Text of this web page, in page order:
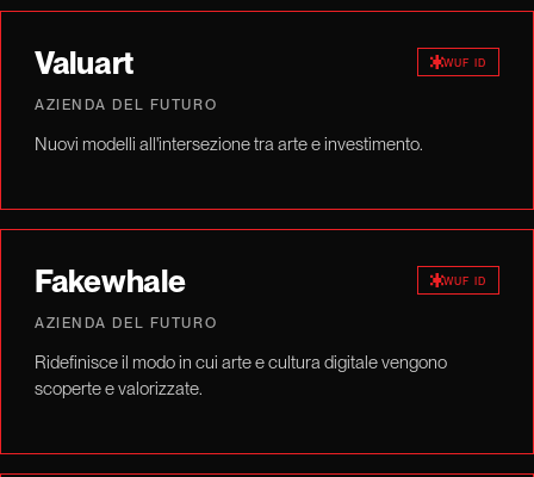
Valuart WUF ID
AZIENDA DEL FUTURO
Nuovi modelli all'intersezione tra arte e investimento.
Fakewhale WUF ID
AZIENDA DEL FUTURO
Ridefinisce il modo in cui arte e cultura digitale vengono
scoperte e valorizzate.